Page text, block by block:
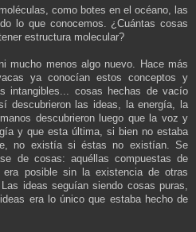
como botes en el océano, las
lo que conocemos. ¿Cuántas cosas
estructura molecular?
mucho menos algo nuevo. Hace más
ya conocían estos conceptos y
intangibles... cosas hechas de vacío
descubrieron las ideas, la energía, la
descubrieron luego que la voz y
y que esta última, si bien no estaba
no existía si éstas no existían. Se
de cosas: aquéllas compuestas de
posible sin la existencia de otras
ideas seguían siendo cosas puras,
era lo único que estaba hecho de